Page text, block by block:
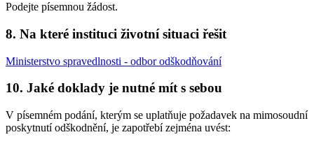
Podejte písemnou žádost.
8. Na které instituci životní situaci řešit
Ministerstvo spravedlnosti - odbor odškodňování
10. Jaké doklady je nutné mít s sebou
V písemném podání, kterým se uplatňuje požadavek na mimosoudní
poskytnutí odškodnění, je zapotřebí zejména uvést: